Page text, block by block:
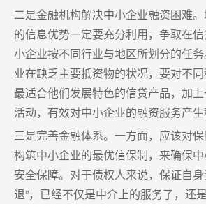
二是金融机构解决中小企业融资困难
的信息优势一定要充分利用，争取在
小企业按不同行业与地区所划分的任
业在缺乏主要抵资物的状况，要对不
最适合他们发展特色的信贷产品，加
活动，有效对中小企业的融资服务产生
三是完善金融体系。一方面，应该对保
构筑中小企业的最优信保制，来确保中
安全保障。对于债权人来说，保证自
退”，已经不仅是中介上的服务了，还